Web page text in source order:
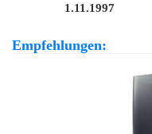
1.11.1997
Empfehlungen: